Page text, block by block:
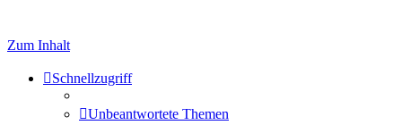
Zum Inhalt
Schnellzugriff
Unbeantwortete Themen